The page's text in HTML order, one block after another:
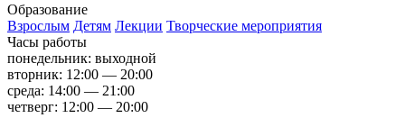
Образование
Взрослым Детям Лекции Творческие мероприятия
Часы работы
понедельник: выходной
вторник: 12:00 — 20:00
среда: 14:00 — 21:00
четверг: 12:00 — 20:00